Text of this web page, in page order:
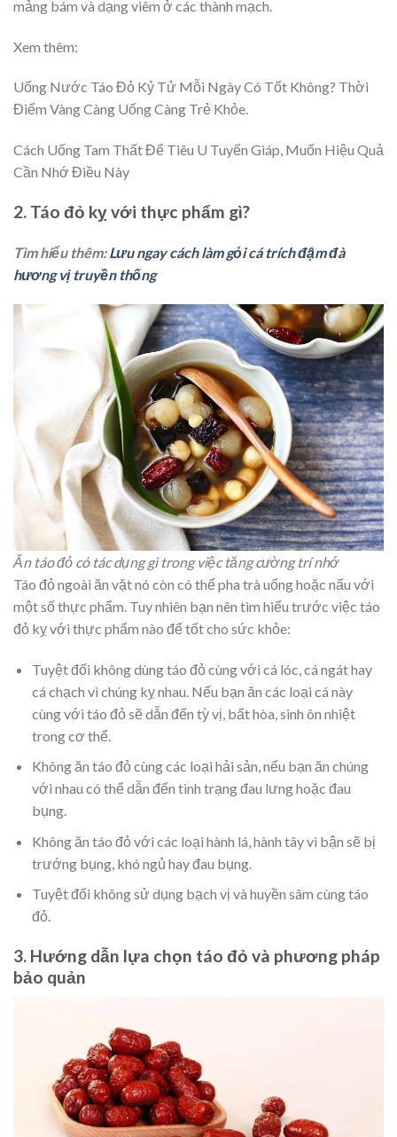
mảng bám và dạng viêm ở các thành mạch.
Xem thêm:
Uống Nước Táo Đỏ Kỷ Tử Mỗi Ngày Có Tốt Không? Thời
Điểm Vàng Càng Uống Càng Trẻ Khỏe.
Cách Uống Tam Thất Để Tiêu U Tuyến Giáp, Muốn Hiệu Quả
Cần Nhớ Điều Này
2. Táo đỏ kỵ với thực phẩm gì?
Tìm hiểu thêm:Lưu ngay cách làm gỏi cá trích đậm đà
hương vị truyền thống
Ăn táo đỏ có tác dụng gì trong việc tăng cường trí nhớ
Táo đỏ ngoài ăn vặt nó còn có thể pha trà uống hoặc nấu với
một số thực phẩm. Tuy nhiên bạn nên tìm hiểu trước việc táo
đỏ kỵ với thực phẩm nào để tốt cho sức khỏe:
Tuyệt đối không dùng táo đỏ cùng với cá lóc, cá ngát hay
cá chạch vì chúng kỵ nhau. Nếu bạn ăn các loại cá này
cùng với táo đỏ sẽ dẫn đến tỳ vị, bất hòa, sinh ôn nhiệt
trong cơ thể.
Không ăn táo đỏ cùng các loại hải sản, nếu bạn ăn chúng
với nhau có thể dẫn đến tình trạng đau lưng hoặc đau
bụng.
Không ăn táo đỏ với các loại hành lá, hành tây vì bận sẽ bị
trướng bụng, khó ngủ hay đau bụng.
Tuyệt đối không sử dụng bạch vị và huyền sâm cùng táo
đỏ.
3. Hướng dẫn lựa chọn táo đỏ và phương pháp
bảo quản